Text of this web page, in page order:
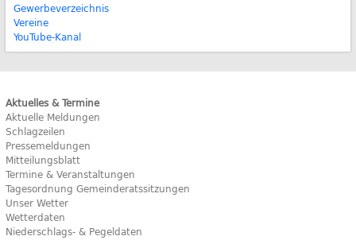
Gewerbeverzeichnis
Vereine
YouTube-Kanal
Aktuelles & Termine
Aktuelle Meldungen
Schlagzeilen
Pressemeldungen
Mitteilungsblatt
Termine & Veranstaltungen
Tagesordnung Gemeinderatssitzungen
Unser Wetter
Wetterdaten
Niederschlags- & Pegeldaten